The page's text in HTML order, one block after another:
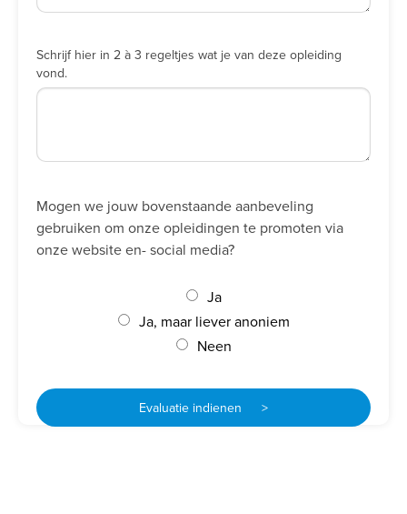
Schrijf hier in 2 à 3 regeltjes wat je van deze opleiding
vond.
Mogen we jouw bovenstaande aanbeveling
gebruiken om onze opleidingen te promoten via
onze website en- social media?
Ja
Ja, maar liever anoniem
Neen
Evaluatie indienen >